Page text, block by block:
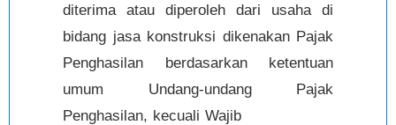
diterima atau diperoleh dari usaha di
bidang jasa konstruksi dikenakan Pajak
Penghasilan berdasarkan ketentuan
umum Undang-undang Pajak
Penghasilan, kecuali Wajib